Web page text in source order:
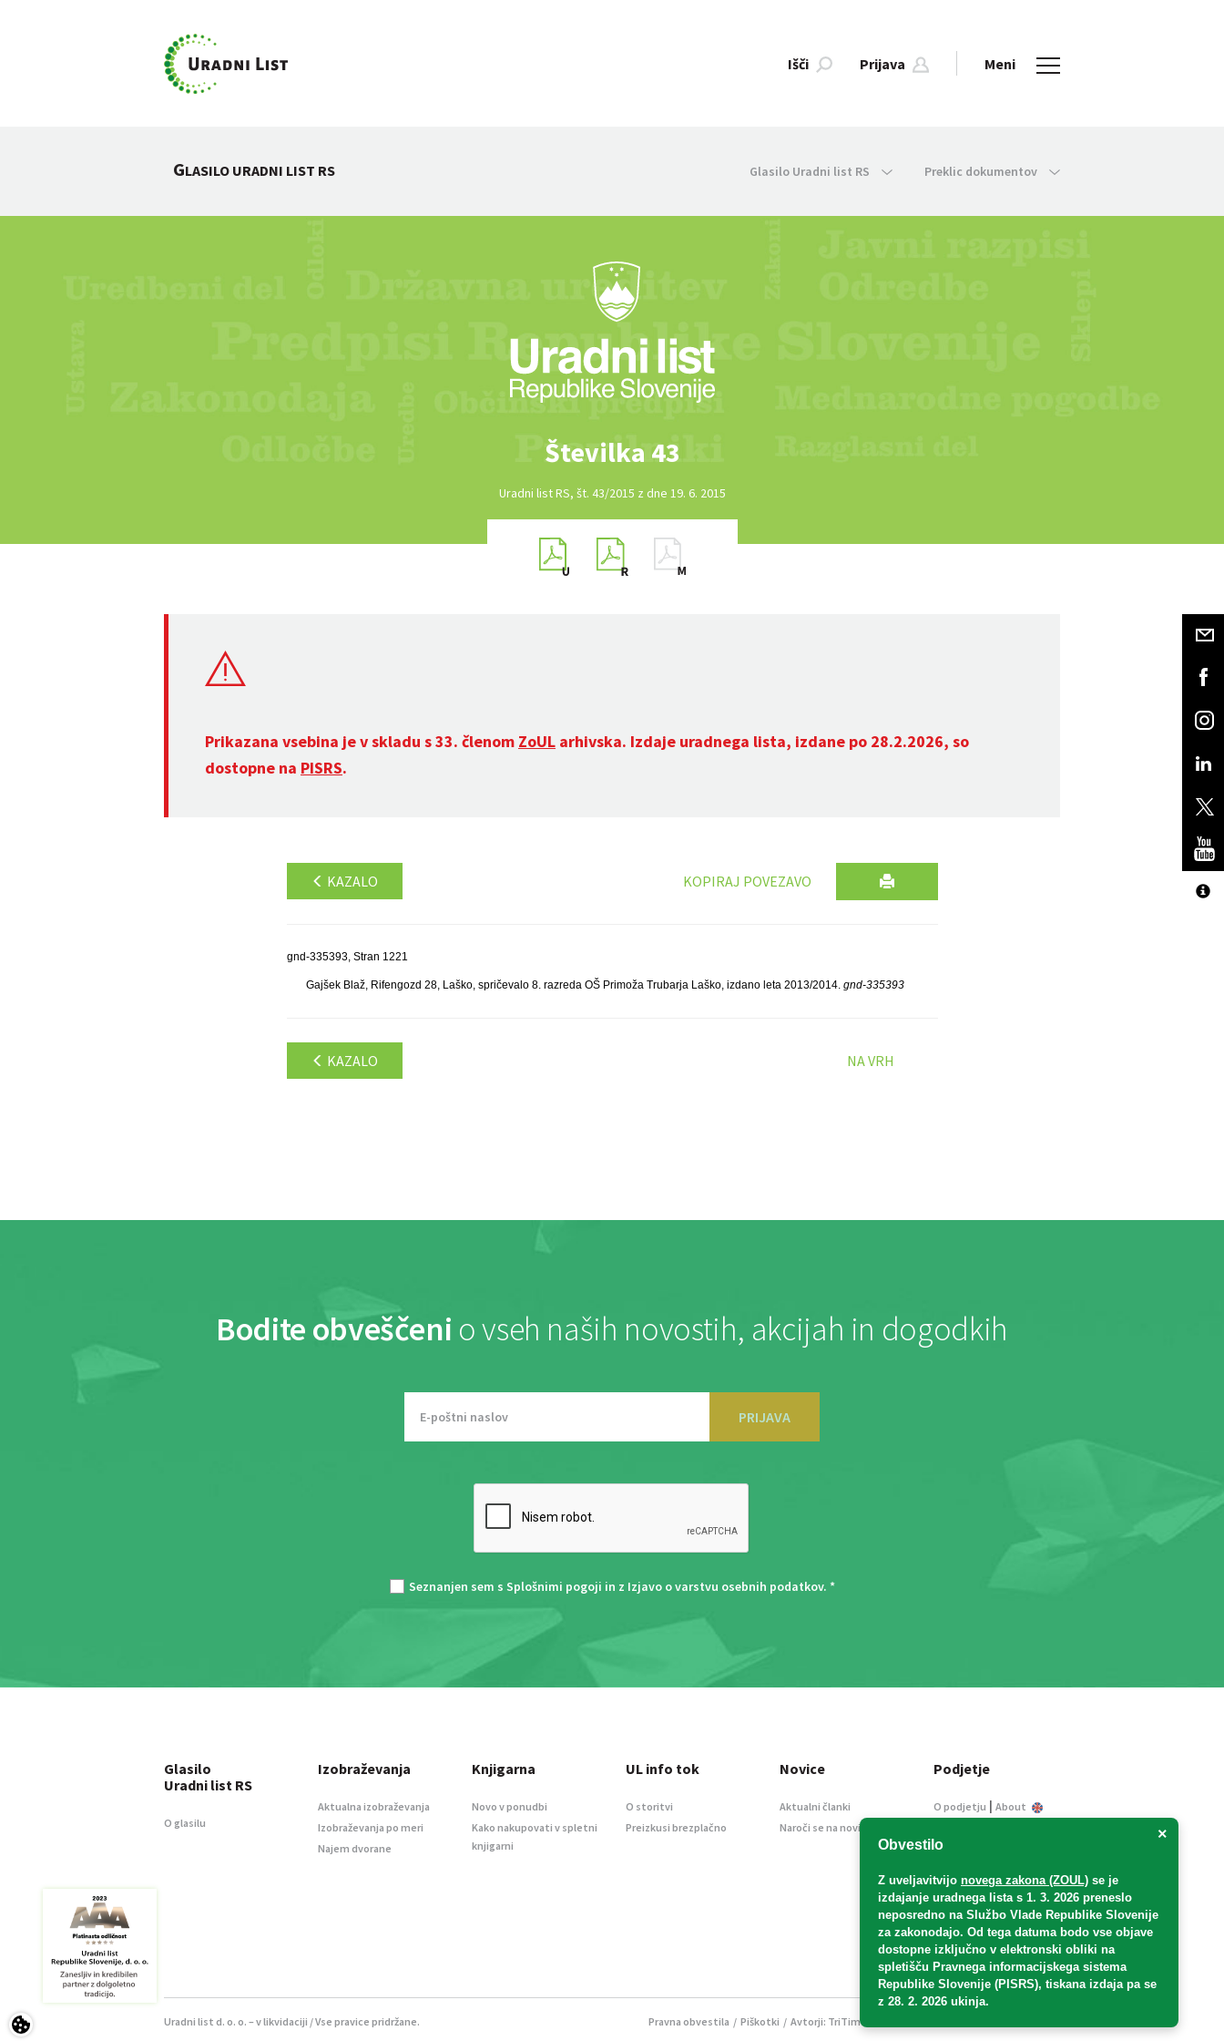
Išči Prijava Meni
GLASILO URADNI LIST RS Glasilo Uradni list RS Preklic dokumentov
Številka 43
Uradni list RS, št. 43/2015 z dne 19. 6. 2015
Prikazana vsebina je v skladu s 33. členom ZoUL arhivska. Izdaje uradnega lista, izdane po 28.2.2026, so
dostopne na PISRS.
KAZALO KOPIRAJ POVEZAVO
gnd-335393, Stran 1221
Gajšek Blaž, Rifengozd 28, Laško, spričevalo 8. razreda OŠ Primoža Trubarja Laško, izdano leta 2013/2014.gnd-335393
KAZALO NA VRH
Bodite obveščeni o vseh naših novostih, akcijah in dogodkih
PRIJAVA
Seznanjen sem s Splošnimi pogoji in z Izjavo o varstvu osebnih podatkov. *
×
Obvestilo
Z uveljavitvijo novega zakona (ZOUL) se je
izdajanje uradnega lista s 1. 3. 2026 preneslo
neposredno na Službo Vlade Republike Slovenije
za zakonodajo. Od tega datuma bodo vse objave
dostopne izključno v elektronski obliki na
spletišču Pravnega informacijskega sistema
Republike Slovenije (PISRS), tiskana izdaja pa se
z 28. 2. 2026 ukinja.
Glasilo
Uradni list RS
O glasilu
Izobraževanja
Aktualna izobraževanja
Izobraževanja po meri
Najem dvorane
Knjigarna
Novo v ponudbi
Kako nakupovati v spletni
knjigarni
UL info tok
O storitvi
Preizkusi brezplačno
Novice
Aktualni članki
Naroči se na novice
Podjetje
O podjetju | About
Informacije javnega
Oglaševanje
Splošni pogoji
Izjava o varstvu osebnih
podatkov
E-dražbe
Uradni list d. o. o. – v likvidaciji / Vse pravice pridržane. Pravna obvestila / Piškotki / Avtorji: TriTim spletna agencija